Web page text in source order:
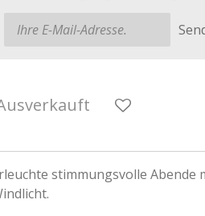
stimmungsvolle Abende